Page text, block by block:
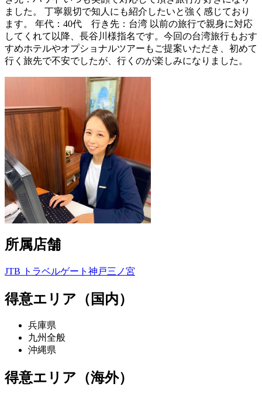
ました。 丁寧親切で知人にも紹介したいと強く感じており
ます。 年代：40代 行き先：台湾 以前の旅行で親身に対応
してくれて以降、長谷川様指名です。今回の台湾旅行もおす
すめホテルやオプショナルツアーもご提案いただき、初めて
行く旅先で不安でしたが、行くのが楽しみになりました。
所属店舗
JTB トラベルゲート神戸三ノ宮
得意エリア（国内）
兵庫県
九州全般
沖縄県
得意エリア（海外）